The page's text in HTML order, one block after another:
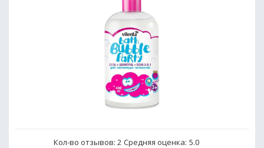
Кол-во отзывов: 2 Средняя оценка: 5.0